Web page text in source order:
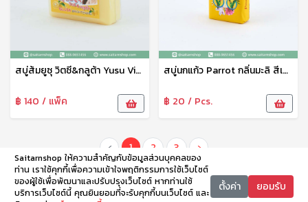
สบู่ส้มยูซุ วิตซี&กลูต้า Yusu Vit C Gluta Orange Soap 153 g เรยา
฿ 140 / แพ็ค
สบู่นกแก้ว Parrot กลิ่นมะลิ สีเหลือง 1แพ็ค5ก้อน พระยาไกร
฿ 20 / Pcs.
‹ 1 2 3 ›
Saitarnshop ให้ความสำคัญกับข้อมูลส่วนบุคคลของ
ท่าน เราใช้คุกกี้เพื่อความเข้าใจพฤติกรรมการใช้เว็บไซต์
ของผู้ใช้เพื่อพัฒนาและปรับปรุงเว็บไซต์ หากท่านใช้
บริการเว็บไซต์นี้ คุณยินยอมที่จะรับคุกกี้บนเว็บไซต์ และ
ตั้งค่า ยอมรับ